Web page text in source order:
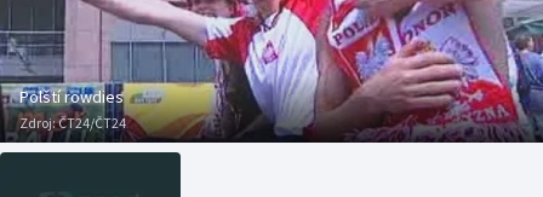
Americký fotbal
Baseball a softbal
NEPŘEHLÉDNĚTE
Soutěže
Polští rowdies
Zdroj:ČT24/ČT24